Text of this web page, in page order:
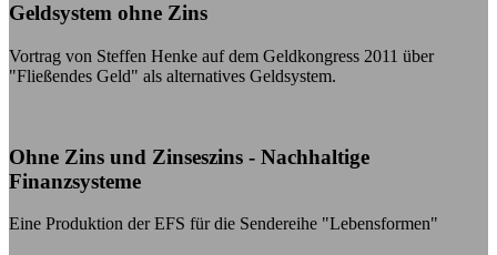
Geldsystem ohne Zins
Vortrag von Steffen Henke auf dem Geldkongress 2011 über
"Fließendes Geld" als alternatives Geldsystem.
Ohne Zins und Zinseszins - Nachhaltige
Finanzsysteme
Eine Produktion der EFS für die Sendereihe "Lebensformen"